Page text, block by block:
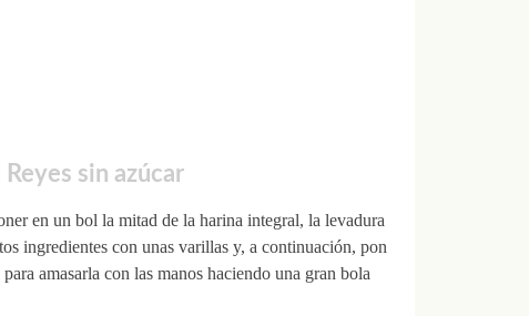
sin azúcar
en un bol la mitad de la harina integral, la levadura
ingredientes con unas varillas y, a continuación, pon
amasarla con las manos haciendo una gran bola